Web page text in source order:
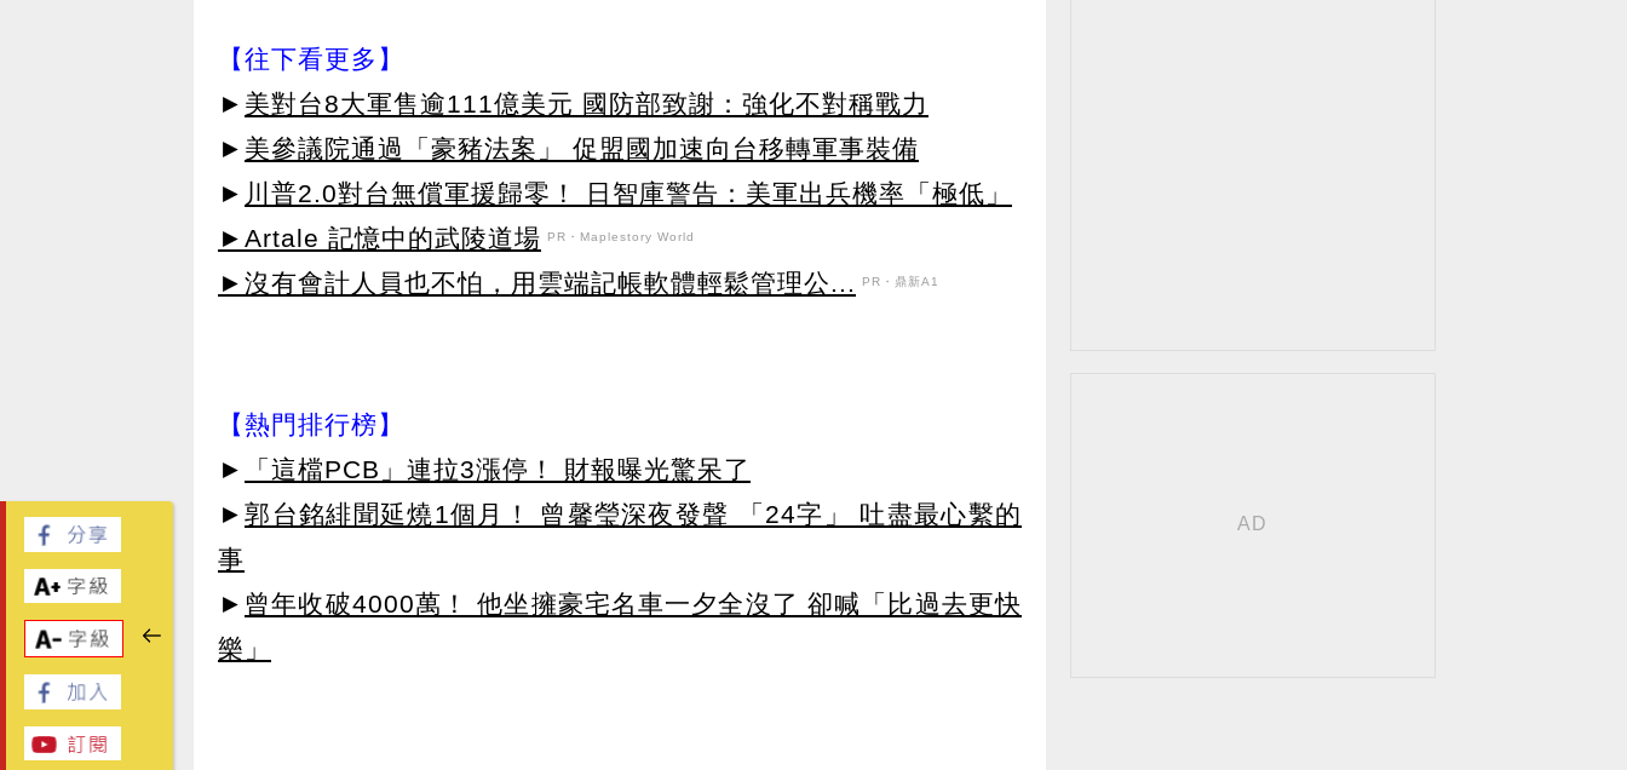
【往下看更多】
► 美對台8大軍售逾111億美元 國防部致謝：強化不對稱戰力
► 美參議院通過「豪豬法案」 促盟國加速向台移轉軍事裝備
► 川普2.0對台無償軍援歸零！ 日智庫警告：美軍出兵機率「極低」
►Artale 記憶中的武陵道場
PR・Maplestory World
►沒有會計人員也不怕，用雲端記帳軟體輕鬆管理公... PR・鼎新A1
【熱門排行榜】
►
「這檔PCB」連拉3漲停！ 財報曝光驚呆了
► 郭台銘緋聞延燒1個月！ 曾馨瑩深夜發聲 「24字」 吐盡最心繫的
事
► 曾年收破4000萬！ 他坐擁豪宅名車一夕全沒了 卻喊「比過去更快
樂」